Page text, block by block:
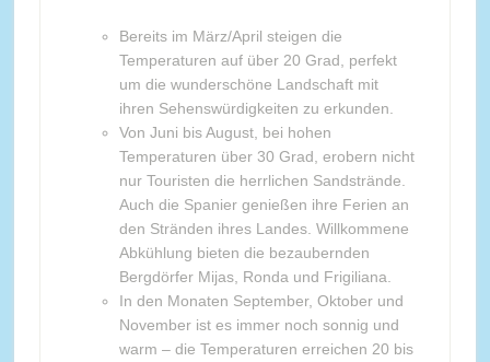
Bereits im März/April steigen die
Temperaturen auf über 20 Grad, perfekt
um die wunderschöne Landschaft mit
ihren Sehenswürdigkeiten zu erkunden.
Von Juni bis August, bei hohen
Temperaturen über 30 Grad, erobern nicht
nur Touristen die herrlichen Sandstrände.
Auch die Spanier genießen ihre Ferien an
den Stränden ihres Landes. Willkommene
Abkühlung bieten die bezaubernden
Bergdörfer Mijas, Ronda und Frigiliana.
In den Monaten September, Oktober und
November ist es immer noch sonnig und
warm – die Temperaturen erreichen 20 bis